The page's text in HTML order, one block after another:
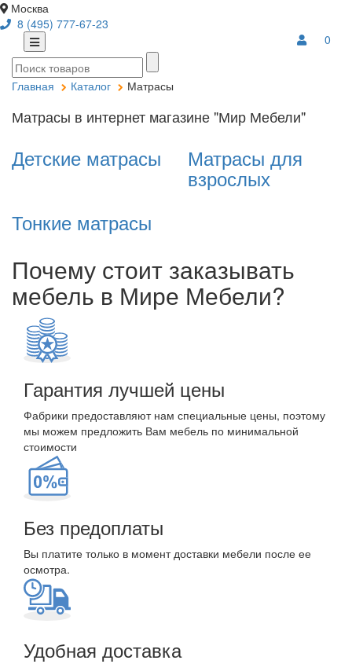
Москва
8 (495) 777-67-23
0
Главная Каталог Матрасы
Матрасы в интернет магазине "Мир Мебели"
Детские матрасы Матрасы для
взрослых
Тонкие матрасы
Почему стоит заказывать
мебель в Мире Мебели?
Гарантия лучшей цены
Фабрики предоставляют нам специальные цены, поэтому
мы можем предложить Вам мебель по минимальной
стоимости
Без предоплаты
Вы платите только в момент доставки мебели после ее
осмотра.
Удобная доставка